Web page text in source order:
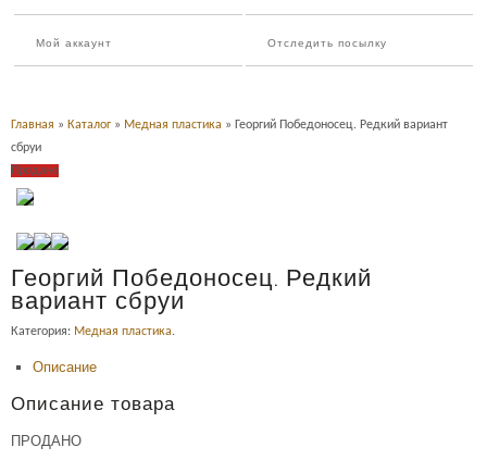
Мой аккаунт Отследить посылку
Главная » Каталог » Медная пластика » Георгий Победоносец. Редкий вариант
сбруи
Продано
Георгий Победоносец. Редкий
вариант сбруи
Категория: Медная пластика.
Описание
Описание товара
ПРОДАНО